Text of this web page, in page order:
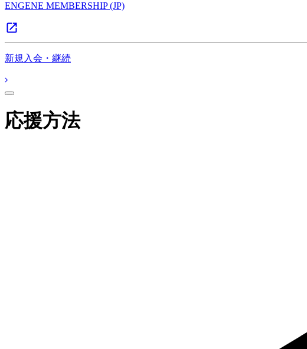
ENGENE MEMBERSHIP (JP)
新規入会・継続
応援方法